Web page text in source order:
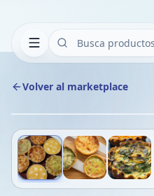
Volver al marketplace
1/3